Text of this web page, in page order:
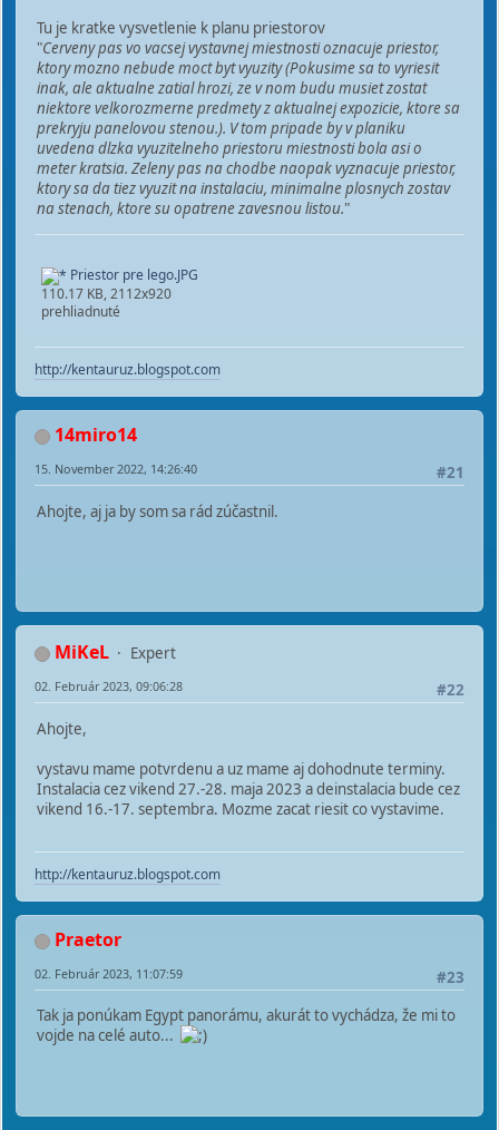
Tu je kratke vysvetlenie k planu priestorov
"Cerveny pas vo vacsej vystavnej miestnosti oznacuje priestor,
ktory mozno nebude moct byt vyuzity (Pokusime sa to vyriesit
inak, ale aktualne zatial hrozi, ze v nom budu musiet zostat
niektore velkorozmerne predmety z aktualnej expozicie, ktore sa
prekryju panelovou stenou.). V tom pripade by v planiku
uvedena dlzka vyuzitelneho priestoru miestnosti bola asi o
meter kratsia. Zeleny pas na chodbe naopak vyznacuje priestor,
ktory sa da tiez vyuzit na instalaciu, minimalne plosnych zostav
na stenach, ktore su opatrene zavesnou listou."
Priestor pre lego.JPG
110.17 KB, 2112x920
prehliadnuté
http://kentauruz.blogspot.com
14miro14
#21
15. November 2022, 14:26:40
Ahojte, aj ja by som sa rád zúčastnil.
MiKeL
Expert
#22
02. Február 2023, 09:06:28
Ahojte,
vystavu mame potvrdenu a uz mame aj dohodnute terminy.
Instalacia cez vikend 27.-28. maja 2023 a deinstalacia bude cez
vikend 16.-17. septembra. Mozme zacat riesit co vystavime.
http://kentauruz.blogspot.com
Praetor
#23
02. Február 2023, 11:07:59
Tak ja ponúkam Egypt panorámu, akurát to vychádza, že mi to
vojde na celé auto...